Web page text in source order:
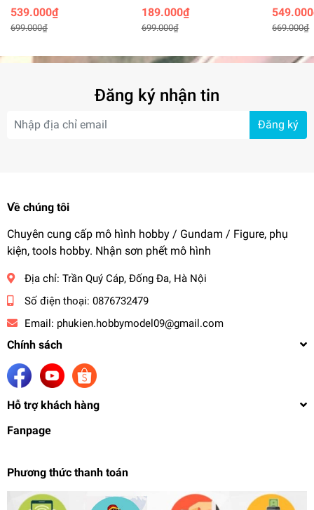
Ustar UA-91580 Thin-
bladed Single-edged
Carbon Steel Cutting
539.000₫
699.000₫
model 1942 1710 1711
1712 Cutting Pliers
Single blade Cutter
189.000₫
699.000₫
Hobby
Kit (kìm,
669.000₫
Đăng ký nhận tin
Đăng ký
Về chúng tôi
Chuyên cung cấp mô hình hobby / Gundam / Figure, phụ
kiện, tools hobby. Nhận sơn phết mô hình
Địa chỉ: Trần Quý Cáp, Đống Đa, Hà Nội
Số điện thoại: 0876732479
Email: phukien.hobbymodel09@gmail.com
Chính sách
Hỗ trợ khách hàng
Fanpage
Phương thức thanh toán